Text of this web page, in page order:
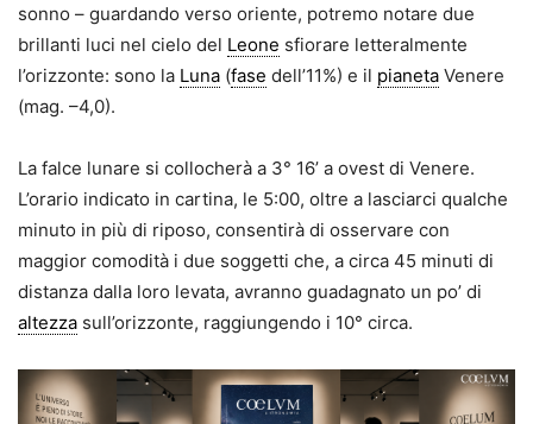
sonno – guardando verso oriente, potremo notare due
brillanti luci nel cielo del Leone sfiorare letteralmente
l’orizzonte: sono la Luna (fase dell’11%) e il pianeta Venere
(mag. –4,0).
La falce lunare si collocherà a 3° 16’ a ovest di Venere.
L’orario indicato in cartina, le 5:00, oltre a lasciarci qualche
minuto in più di riposo, consentirà di osservare con
maggior comodità i due soggetti che, a circa 45 minuti di
distanza dalla loro levata, avranno guadagnato un po’ di
altezza sull’orizzonte, raggiungendo i 10° circa.